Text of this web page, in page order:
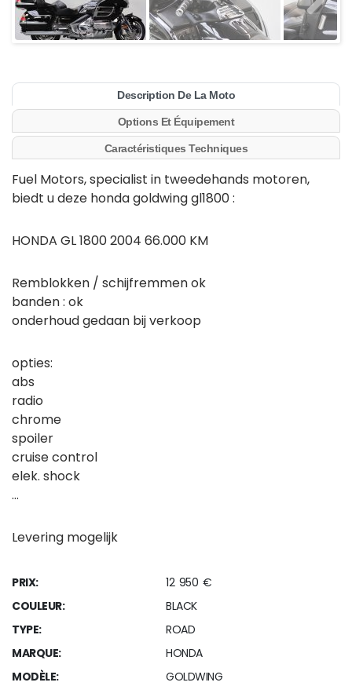
Description De La Moto
Options Et Équipement
Caractéristiques Techniques
Fuel Motors, specialist in tweedehands motoren,
biedt u deze honda goldwing gl1800 :
HONDA GL 1800 2004 66.000 KM
Remblokken / schijfremmen ok
banden : ok
onderhoud gedaan bij verkoop
opties:
abs
radio
chrome
spoiler
cruise control
elek. shock
…
Levering mogelijk
PRIX:
12 950 €
COULEUR:
BLACK
TYPE:
ROAD
MARQUE:
HONDA
MODÈLE:
GOLDWING